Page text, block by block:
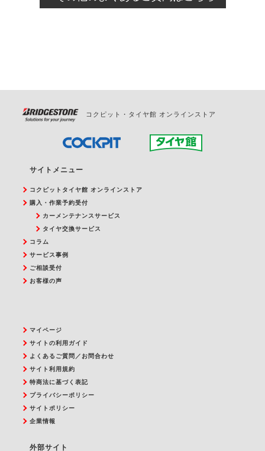
の日時変更につきましては、直接ご予約の店舗まで
コクピット・タイヤ館 オンラインストア
サイトメニュー
コクピットタイヤ館 オンラインストア
購入・作業予約受付
カーメンテナンスサービス
タイヤ交換サービス
コラム
サービス事例
ご相談受付
お客様の声
マイページ
サイトの利用ガイド
よくあるご質問／お問合わせ
サイト利用規約
特商法に基づく表記
プライバシーポリシー
サイトポリシー
企業情報
外部サイト